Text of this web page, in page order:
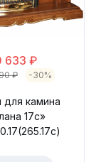
633 ₽
₽ -30%
для камина
17с»